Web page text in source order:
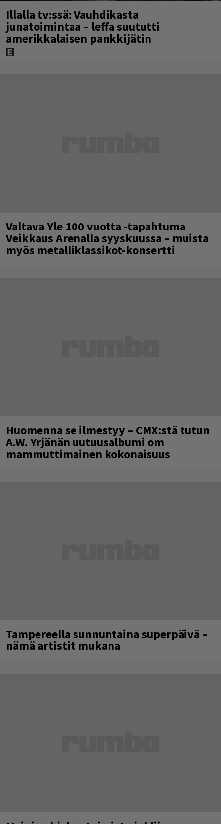
Illalla tv:ssä: Vauhdikasta
junatoimintaa – leffa suututti
amerikkalaisen pankkijätin
Valtava Yle 100 vuotta -tapahtuma
Veikkaus Arenalla syyskuussa – muista
myös metalliklassikot-konsertti
Huomenna se ilmestyy – CMX:stä tutun
A.W. Yrjänän uutuusalbumi om
mammuttimainen kokonaisuus
Tampereella sunnuntaina superpäivä –
nämä artistit mukana